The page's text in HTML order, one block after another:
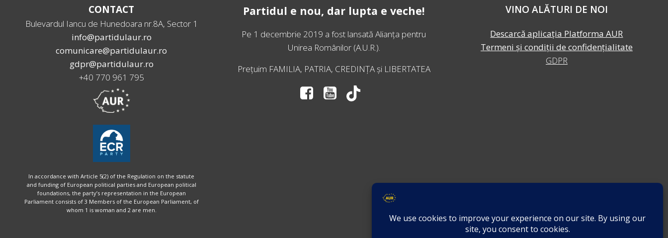
CONTACT
Bulevardul Iancu de Hunedoara nr.8A, Sector 1
info@partidulaur.ro
comunicare@partidulaur.ro
gdpr@partidulaur.ro
+40 770 961 795
In accordance with Article 5(2) of the Regulation on the statute
and funding of European political parties and European political
foundations, the party’s representation in the European
Parliament consists of 3 Members of the European Parliament, of
whom 1 is woman and 2 are men.
Partidul e nou, dar lupta e veche!
Pe 1 decembrie 2019 a fost lansatăAlianța pentru
Unirea Românilor(A.U.R.).
Prețuim FAMILIA, PATRIA, CREDINȚA și LIBERTATEA
VINO ALĂTURI DE NOI
Descarcă aplicația Platforma AUR
Termeni și condiții de confidențialitate
GDPR